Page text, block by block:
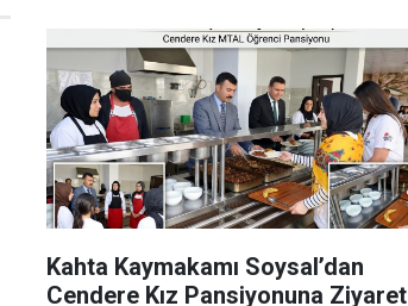
Kahta Kaymakamı Soysal’dan
Cendere Kız Pansiyonuna Ziyaret